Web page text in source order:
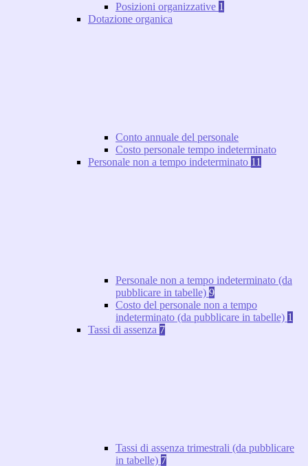
Posizioni organizzative 1
Dotazione organica
Conto annuale del personale
Costo personale tempo indeterminato
Personale non a tempo indeterminato 11
Personale non a tempo indeterminato (da
pubblicare in tabelle) 9
Costo del personale non a tempo
indeterminato (da pubblicare in tabelle) 1
Tassi di assenza 7
Tassi di assenza trimestrali (da pubblicare
in tabelle) 7